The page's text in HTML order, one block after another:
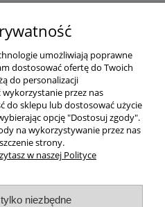
umożliwiają poprawne
dostosować ofertę do Twoich
do personalizacji
przez nas
do sklepu lub dostosować użycie
opcję "Dostosuj zgody".
na wykorzystywanie przez nas
strony.
w naszej Polityce
niezbędne